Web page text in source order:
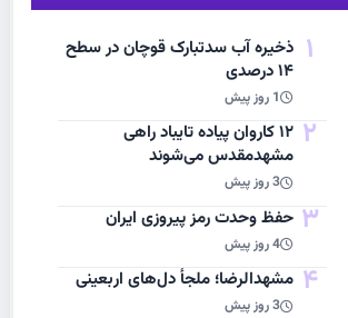
1 ذخیره آب سدتبارک قوچان در سطح
۱۴ درصدی
1 روز پیش
2
۱۲ کاروان پیاده تایباد راهی
مشهدمقدس می‌شوند
3 روز پیش
3 حفظ وحدت رمز پیروزی ایران
4 روز پیش
4 مشهد‌الرضا؛ ملجأ دل‌های اربعینی
3 روز پیش